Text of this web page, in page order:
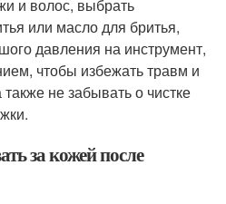
и волос, выбрать
или масло для бритья,
давления на инструмент,
чтобы избежать травм и
не забывать о чистке
за кожей после